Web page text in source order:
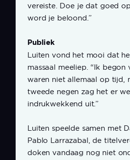
vereiste. Doe je dat goed
word je beloond.”
Publiek
Luiten vond het mooi dat
massaal meeliep. “Ik begon
waren niet allemaal op tijd,
tweede negen zag het er
indrukwekkend uit.”
Luiten speelde samen met
Pablo Larrazabal, de
doken vandaag nog niet